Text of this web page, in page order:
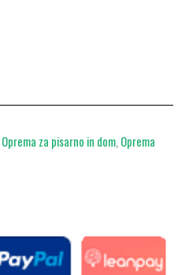
Oprema za pisarno in dom,Oprema